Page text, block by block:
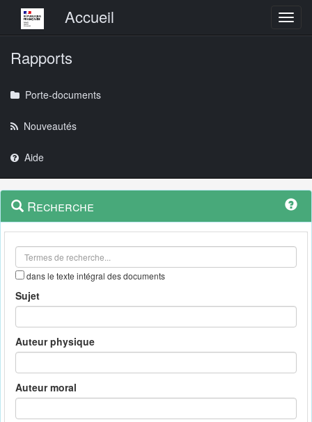
Menu principalAccueil
Rapports
Porte-documents
Nouveautés
Aide
Navigation
outils
Menu
contextuel
Recherche
dans le texte intégral des documents
Sujet
Auteur physique
Auteur moral